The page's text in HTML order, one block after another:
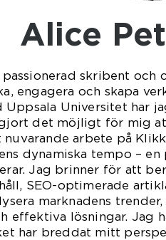
Alice
passionerad skribent
engagera och skapa
Uppsala Universitet har
det möjligt för mig
arbete på
dynamiska tempo –
Jag brinner för att
SEO-optimerade
marknadens
effektiva lösningar.
har breddat mitt